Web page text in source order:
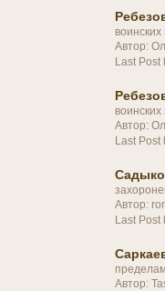
Автор:
Last Post
Автор:
Last Post
Автор:
Last
Автор: